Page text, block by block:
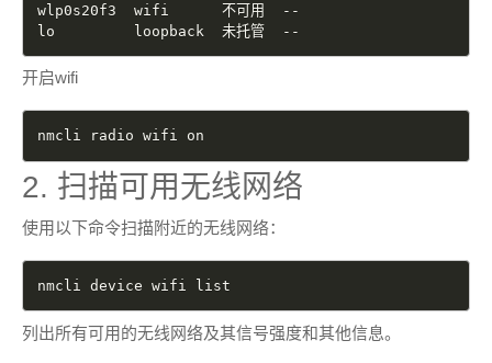
wlp0s20f3  wifi      不可用  --
lo         loopback  未托管  --
开启wifi
nmcli radio wifi on
2. 扫描可用无线网络
使用以下命令扫描附近的无线网络：
nmcli device wifi list
列出所有可用的无线网络及其信号强度和其他信息。